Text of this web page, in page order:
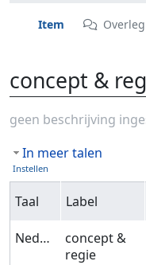
Item Overleg
concept &
Ga naar:navigatie,
geen beschrijving
In meer talen
Instellen
Taal Label
Nederlands
concept &
regie